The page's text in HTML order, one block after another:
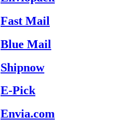
Fast Mail
Blue Mail
Shipnow
E-Pick
Envia.com